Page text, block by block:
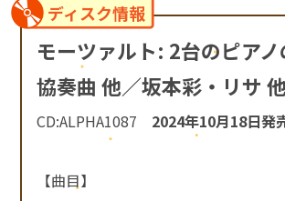
ディスク情報
モーツァルト: 2台のピア
協奏曲 他／坂本彩・リサ
CD:ALPHA1087 2024年10月18日発
【曲目】